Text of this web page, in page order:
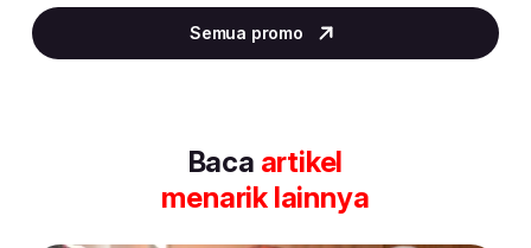
2
of
Semua promo
Baca artikel
menarik lainnya